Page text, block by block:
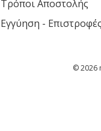
Τρόποι Αποστολής
Εγγύηση - Επιστροφές
© 2026